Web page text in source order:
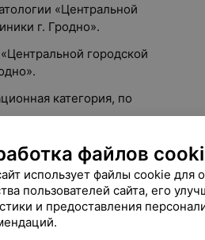
«Центральной
г. Гродно».
городской
категория, по
ой стоматологической
по специальности
«Белорусского
файлов
использует файлы cookie для
пользователей сайта, его
и предоставления